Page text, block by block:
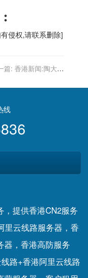
侵权,请联系删除]
篇: 香港新闻:陶大宇
們的二三事｜陳仕娜
线
提供香港CN2服务
里云线路服务器，香
器，香港高防服务
路+香港阿里云线路